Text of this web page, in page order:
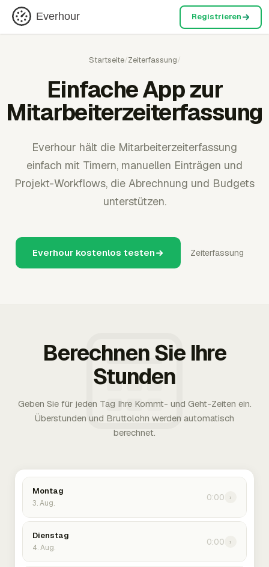
Everhour Registrieren
Startseite/Zeiterfassung/
Einfache App zur
Mitarbeiterzeiterfassung
Everhour hält die Mitarbeiterzeiterfassung
einfach mit Timern, manuellen Einträgen und
Projekt-Workflows, die Abrechnung und Budgets
unterstützen.
Everhour kostenlos testen Zeiterfassung
Berechnen Sie Ihre
Stunden
Geben Sie für jeden Tag Ihre Kommt- und Geht-Zeiten ein.
Überstunden und Bruttolohn werden automatisch
berechnet.
Montag
3. Aug.
0:00 ›
Dienstag
4. Aug.
0:00 ›